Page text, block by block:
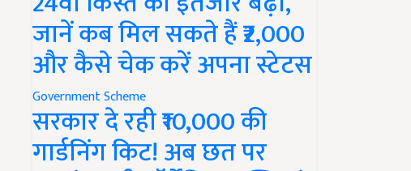
जानें कब मिल सकते हैं ₹2,000
और कैसे चेक करें अपना स्टेटस
Government Scheme
सरकार दे रही ₹10,000 की
गार्डनिंग किट! अब छत पर